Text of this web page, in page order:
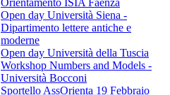
Orientamento ISIA Faenza
Open day Università Siena -
Dipartimento lettere antiche e
moderne
Open day Università della Tuscia
Workshop Numbers and Models -
Università Bocconi
Sportello AssOrienta 19 Febbraio